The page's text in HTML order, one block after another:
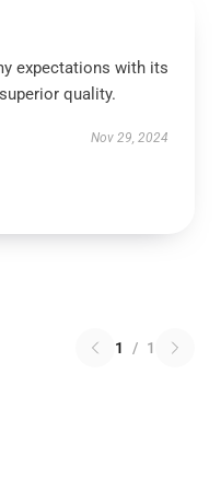
expectations with its
quality.
Nov 29, 2024
1 / 1